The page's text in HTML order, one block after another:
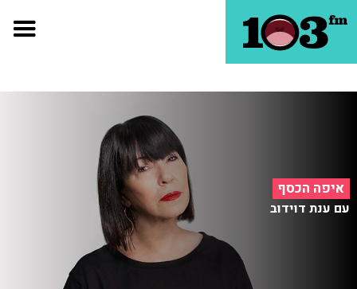
איפה הכסף
עם ענת דוידוב